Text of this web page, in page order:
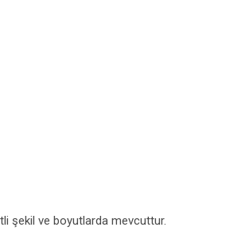
şekil ve boyutlarda mevcuttur.